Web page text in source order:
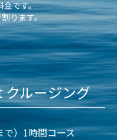
金です。
ります。
ルージング
で）1時間コース